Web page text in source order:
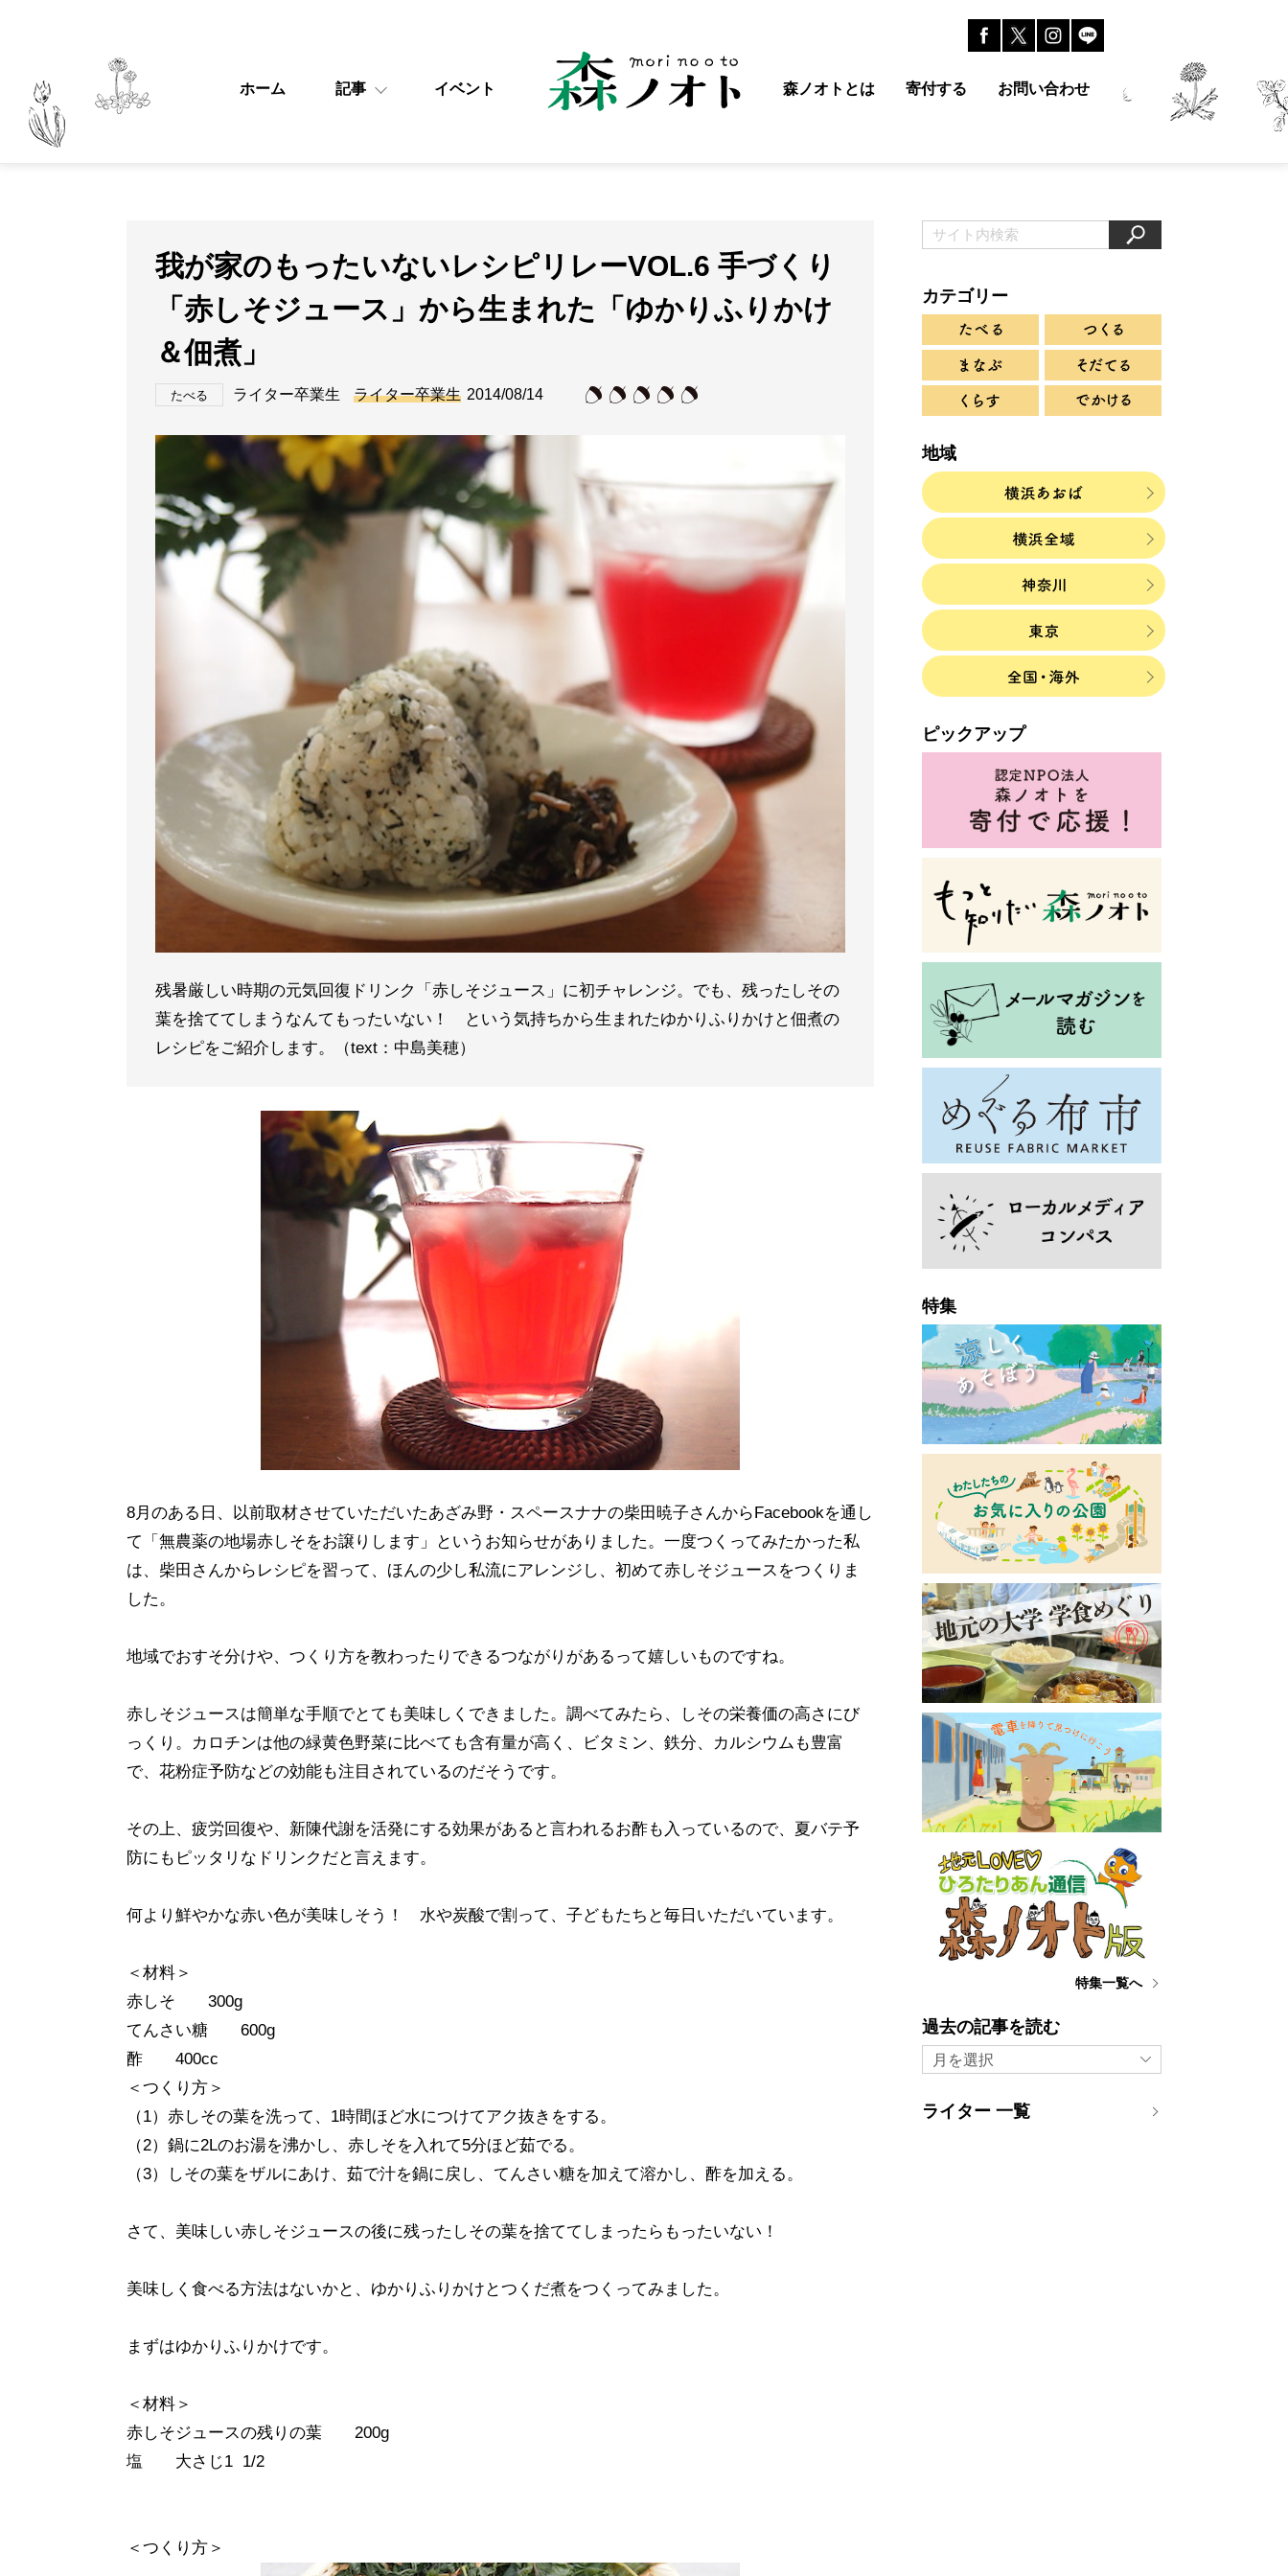
ホーム 記事 イベント 森ノオトとは 寄付する お問い合わせ
我が家のもったいないレシピリレーVOL.6 手づくり
「赤しそジュース」から生まれた「ゆかりふりかけ
＆佃煮」
たべる ライター卒業生 ライター卒業生 2014/08/14
残暑厳しい時期の元気回復ドリンク「赤しそジュース」に初チャレンジ。でも、残ったしその
葉を捨ててしまうなんてもったいない！ という気持ちから生まれたゆかりふりかけと佃煮の
レシピをご紹介します。（text：中島美穂）
8月のある日、以前取材させていただいたあざみ野・スペースナナの柴田暁子さんからFacebookを通し
て「無農薬の地場赤しそをお譲りします」というお知らせがありました。一度つくってみたかった私
は、柴田さんからレシピを習って、ほんの少し私流にアレンジし、初めて赤しそジュースをつくりま
した。
地域でおすそ分けや、つくり方を教わったりできるつながりがあるって嬉しいものですね。
赤しそジュースは簡単な手順でとても美味しくできました。調べてみたら、しその栄養価の高さにび
っくり。カロチンは他の緑黄色野菜に比べても含有量が高く、ビタミン、鉄分、カルシウムも豊富
で、花粉症予防などの効能も注目されているのだそうです。
その上、疲労回復や、新陳代謝を活発にする効果があると言われるお酢も入っているので、夏バテ予
防にもピッタリなドリンクだと言えます。
何より鮮やかな赤い色が美味しそう！ 水や炭酸で割って、子どもたちと毎日いただいています。
＜材料＞
赤しそ 300g
てんさい糖 600g
酢 400cc
＜つくり方＞
（1）赤しその葉を洗って、1時間ほど水につけてアク抜きをする。
（2）鍋に2Lのお湯を沸かし、赤しそを入れて5分ほど茹でる。
（3）しその葉をザルにあけ、茹で汁を鍋に戻し、てんさい糖を加えて溶かし、酢を加える。
さて、美味しい赤しそジュースの後に残ったしその葉を捨ててしまったらもったいない！
美味しく食べる方法はないかと、ゆかりふりかけとつくだ煮をつくってみました。
まずはゆかりふりかけです。
＜材料＞
赤しそジュースの残りの葉 200g
塩 大さじ1 1/2
＜つくり方＞
カテゴリー
地域
ピックアップ
特集
特集一覧へ
過去の記事を読む
月を選択
ライター 一覧